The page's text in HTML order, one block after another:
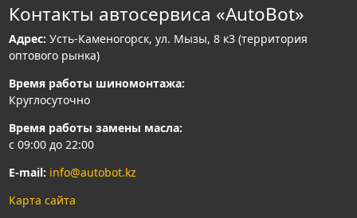
Контакты автосервиса «AutoBot»
Адрес: Усть-Каменогорск, ул. Мызы, 8 к3 (территория
оптового рынка)
Время работы шиномонтажа:
Круглосуточно
Время работы замены масла:
с 09:00 до 22:00
E-mail: info@autobot.kz
Карта сайта